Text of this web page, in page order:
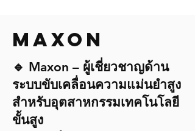
MAXON
🔹 Maxon – ผู้เชี่ยวชาญด้าน
ระบบขับเคลื่อนความแม่นยำสูง
สำหรับอุตสาหกรรมเทคโนโลยี
ขั้นสูง